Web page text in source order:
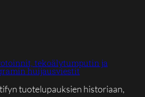
tekoälytumputin ja
huijausviestit
tuotelupauksien historiaan,